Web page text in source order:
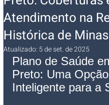
Atendimento na
Histórica de
Atualizado: 5 de set. de 2025
Plano de Saúde
Preto: Uma Opção
Inteligente para a